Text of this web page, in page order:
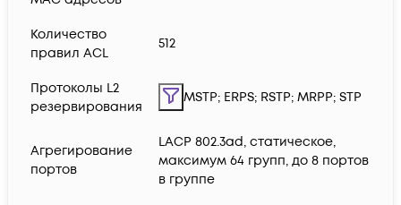
Количество
правил ACL
512
Протоколы L2
резервирования
MSTP; ERPS; RSTP; MRPP; STP
Агрегирование
портов
LACP 802.3ad, статическое,
максимум 64 групп, до 8 портов
в группе